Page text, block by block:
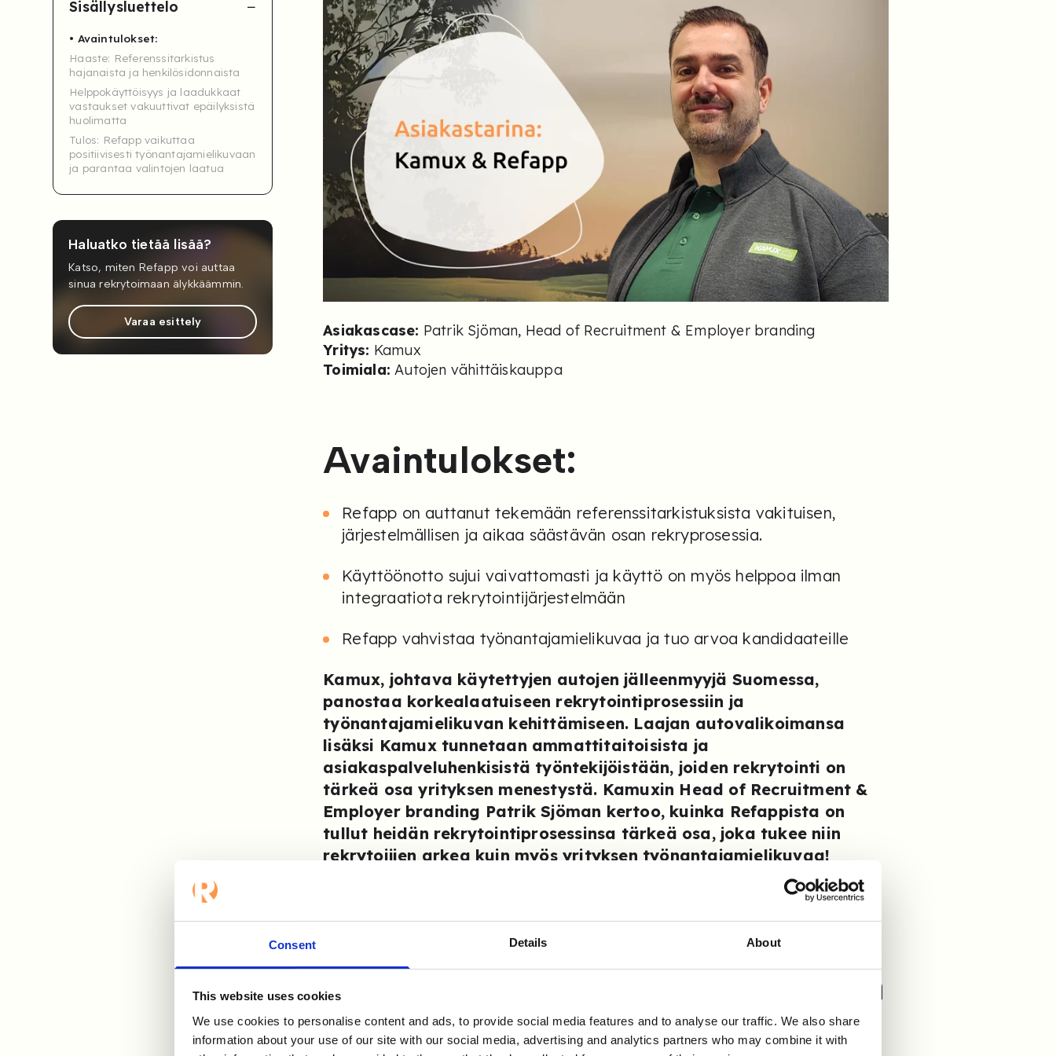
Consent Details About
This website uses cookies
We use cookies to personalise content and ads, to provide social media features and to analyse our traffic. We also share
information about your use of our site with our social media, advertising and analytics partners who may combine it with
Sisällysluettelo
Avaintulokset:
Haaste: Referenssitarkistus
hajanaista ja henkilösidonnaista
Helppokäyttöisyys ja laadukkaat
vastaukset vakuuttivat epäilyksistä
huolimatta
Tulos: Refapp vaikuttaa
positiivisesti työnantajamielikuvaan
ja parantaa valintojen laatua
Haluatko tietää lisää?
Katso, miten Refapp voi auttaa
sinua rekrytoimaan älykkäämmin.
Varaa esittely
Asiakascase: Patrik Sjöman, Head of Recruitment & Employer branding
Yritys: Kamux
Toimiala: Autojen vähittäiskauppa
Avaintulokset:
Refapp on auttanut tekemään referenssitarkistuksista vakituisen,
järjestelmällisen ja aikaa säästävän osan rekryprosessia.
Käyttöönotto sujui vaivattomasti ja käyttö on myös helppoa ilman
integraatiota rekrytointijärjestelmään
Refapp vahvistaa työnantajamielikuvaa ja tuo arvoa kandidaateille
Kamux, johtava käytettyjen autojen jälleenmyyjä Suomessa,
panostaa korkealaatuiseen rekrytointiprosessiin ja
työnantajamielikuvan kehittämiseen. Laajan autovalikoimansa
lisäksi Kamux tunnetaan ammattitaitoisista ja
asiakaspalveluhenkisistä työntekijöistään, joiden rekrytointi on
tärkeä osa yrityksen menestystä. Kamuxin Head of Recruitment &
Employer branding Patrik Sjöman kertoo, kuinka Refappista on
tullut heidän rekrytointiprosessinsa tärkeä osa, joka tukee niin
rekrytoijien arkea kuin myös yrityksen työnantajamielikuvaa!
Haaste: Referenssitarkistus
hajanaista ja henkilösidonnaista
Kamux tekee vuosittain noin kaksisataa referenssitarkistusta, ja ennen Refappin